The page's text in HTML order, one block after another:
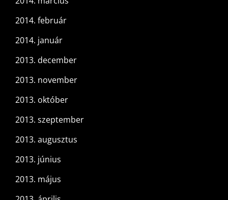
2014. február
2014. január
2013. december
2013. november
2013. október
2013. szeptember
2013. augusztus
2013. június
2013. május